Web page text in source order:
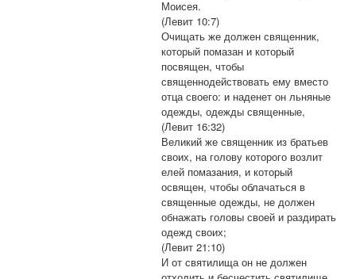
Моисея.
(Левит 10:7)
Очищать же должен священник,
который помазан и который
посвящен, чтобы
священнодействовать ему вместо
отца своего: и наденет он льняные
одежды, одежды священные,
(Левит 16:32)
Великий же священник из братьев
своих, на голову которого возлит
елей помазания, и который
освящен, чтобы облачаться в
священные одежды, не должен
обнажать головы своей и раздирать
одежд своих;
(Левит 21:10)
И от святилища он не должен